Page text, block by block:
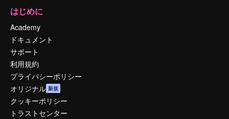
はじめに
Academy
ドキュメント
サポート
利用規約
プライバシーポリシー
オリジナル 新規
クッキーポリシー
トラストセンター